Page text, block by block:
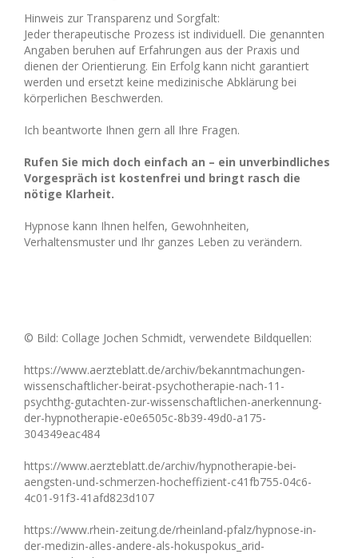
Hinweis zur Transparenz und Sorgfalt:
Jeder therapeutische Prozess ist individuell. Die genannten
Angaben beruhen auf Erfahrungen aus der Praxis und
dienen der Orientierung. Ein Erfolg kann nicht garantiert
werden und ersetzt keine medizinische Abklärung bei
körperlichen Beschwerden.
Ich beantworte Ihnen gern all Ihre Fragen.
Rufen Sie mich doch einfach an – ein unverbindliches
Vorgespräch ist kostenfrei und bringt rasch die
nötige Klarheit.
Hypnose kann Ihnen helfen, Gewohnheiten,
Verhaltensmuster und Ihr ganzes Leben zu verändern.
© Bild: Collage Jochen Schmidt, verwendete Bildquellen:
https://www.aerzteblatt.de/archiv/bekanntmachungen-
wissenschaftlicher-beirat-psychotherapie-nach-11-
psychthg-gutachten-zur-wissenschaftlichen-anerkennung-
der-hypnotherapie-e0e6505c-8b39-49d0-a175-
304349eac484
https://www.aerzteblatt.de/archiv/hypnotherapie-bei-
aengsten-und-schmerzen-hocheffizient-c41fb755-04c6-
4c01-91f3-41afd823d107
https://www.rhein-zeitung.de/rheinland-pfalz/hypnose-in-
der-medizin-alles-andere-als-hokuspokus_arid-